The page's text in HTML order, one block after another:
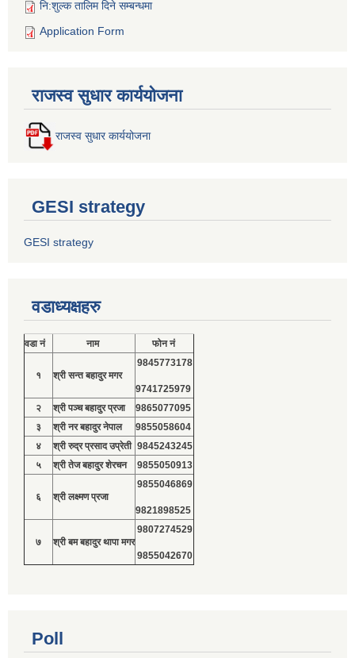
नि:शुल्क तालिम दिने सम्बन्धमा
Application Form
राजस्व सुधार कार्ययोजना
राजस्व सुधार कार्ययोजना
GESI strategy
GESI strategy
वडाध्यक्षहरु
वडा नं नाम फोन नं
१ श्री सन्त बहादुर मगर
9845773178
9741725979
२
श्री पञ्च बहादुर प्रजा
9865077095
३
श्री नर बहादुर नेपाल
9855058604
४
श्री रुद्र प्रसाद उप्रेती 9845243245
५
श्री तेज बहादुर शेरचन 9855050913
६ श्री लक्ष्मण प्रजा
9855046869
9821898525
७ श्री बम बहादुर थापा मगर
9807274529
9855042670
Poll